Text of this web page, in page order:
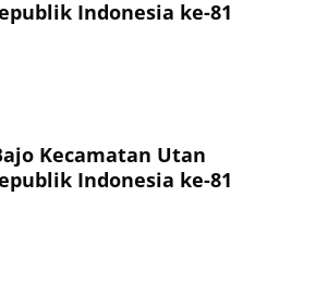
Indonesia ke-81
Kecamatan Utan
Indonesia ke-81